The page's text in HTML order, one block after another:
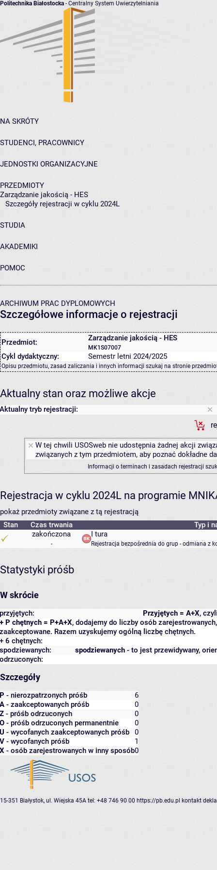
Politechnika Białostocka - Centralny System Uwierzytelniania
NA SKRÓTY
STUDENCI, PRACOWNICY
JEDNOSTKI ORGANIZACYJNE
PRZEDMIOTY
Zarządzanie jakością - HES
Szczegóły rejestracji w cyklu 2024L
STUDIA
AKADEMIKI
POMOC
ARCHIWUM PRAC DYPLOMOWYCH
Szczegółowe informacje o rejestracji
Przedmiot: Zarządzanie jakością - HES
MK1S07007
Cykl dydaktyczny: Semestr letni 2024/2025
Opisu przedmiotu, zasad zaliczania i innych informacji szukaj na stronie
Aktualny stan oraz możliwe akcje
Aktualny tryb rejestracji:
W tej chwili USOSweb nie udostępnia żadnej akcji
związanych z tym przedmiotem, aby poznać dokładne
Informacji o terminach i zasadach rejestracji
Rejestracja w cyklu 2024L na programie
pokaż przedmioty związane z tą rejestracją
Stan
Czas trwania
Typ i
zakończona
-
I tura
Rejestracja bezpośrednia do grup - odmiana z
Statystyki próśb
W skrócie
Przyjętych = A+X,
przyjętych:
+ P chętnych = P+A+X, dodajemy do liczby osób
zaakceptowane. Razem uzyskujemy ogólną liczbę chętnych.
+ 6 chętnych:
spodziewanych - to jest przewidywany,
spodziewanych:
odrzuconych:
Szczegóły
P - nierozpatrzonych próśb
6
A - zaakceptowanych próśb
0
Z - próśb odrzuconych
0
O - próśb odrzuconych permanentnie
0
U - wycofanych zaakceptowanych próśb
0
V - wycofanych próśb
1
X - osób zarejestrowanych w inny sposób0
15-351 Białystok, ul. Wiejska 45A tel: +48 746 90 00 https://pb.edu.pl kontakt